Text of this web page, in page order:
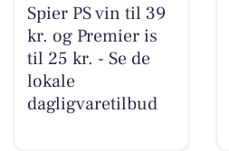
Spier PS vin til 39
kr. og Premier is
til 25 kr. - Se de
lokale
dagligvaretilbud